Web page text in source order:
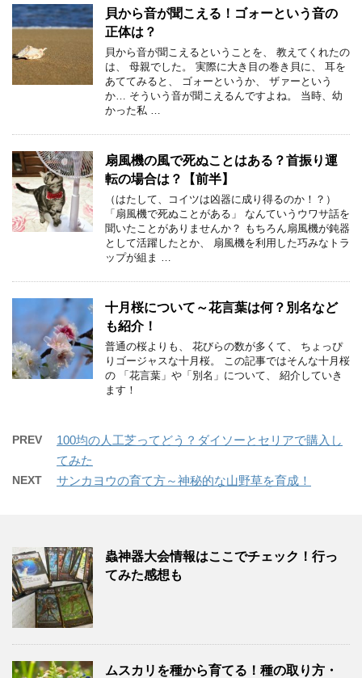
貝から音が聞こえる！ゴォーという音の
正体は？
貝から音が聞こえるということを、 教えてくれたの
は、 母親でした。 実際に大き目の巻き貝に、 耳を
あててみると、 ゴォーというか、 ザァーという
か… そういう音が聞こえるんですよね。 当時、幼
かった私 …
扇風機の風で死ぬことはある？首振り運
転の場合は？【前半】
（はたして、コイツは凶器に成り得るのか！？）
「扇風機で死ぬことがある」 なんていうウワサ話を
聞いたことがありませんか？ もちろん扇風機が鈍器
として活躍したとか、 扇風機を利用した巧みなトラ
ップが組ま …
十月桜について～花言葉は何？別名など
も紹介！
普通の桜よりも、 花びらの数が多くて、 ちょっぴ
りゴージャスな十月桜。 この記事ではそんな十月桜
の 「花言葉」や「別名」について、 紹介していき
ます！
PREV
100均の人工芝ってどう？ダイソーとセリアで購入し
てみた
NEXT サンカヨウの育て方～神秘的な山野草を育成！
蟲神器大会情報はここでチェック！行っ
てみた感想も
ムスカリを種から育てる！種の取り方・